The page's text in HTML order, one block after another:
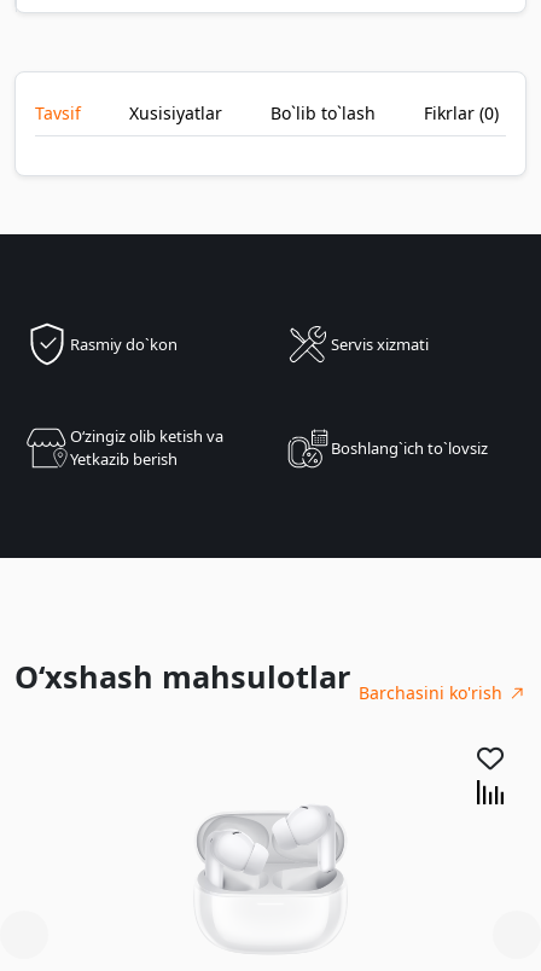
Tavsif Xusisiyatlar Bo`lib to`lash Fikrlar (0)
Rasmiy do`kon Servis xizmati
Oʻzingiz olib ketish va
Yetkazib berish
Boshlang`ich to`lovsiz
O‘xshash mahsulotlar Barchasini ko'rish